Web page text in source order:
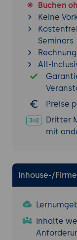
Buchen
Keine
Seminars
All-
Preise
Dritter
mit
Inhouse-/
Inhalte